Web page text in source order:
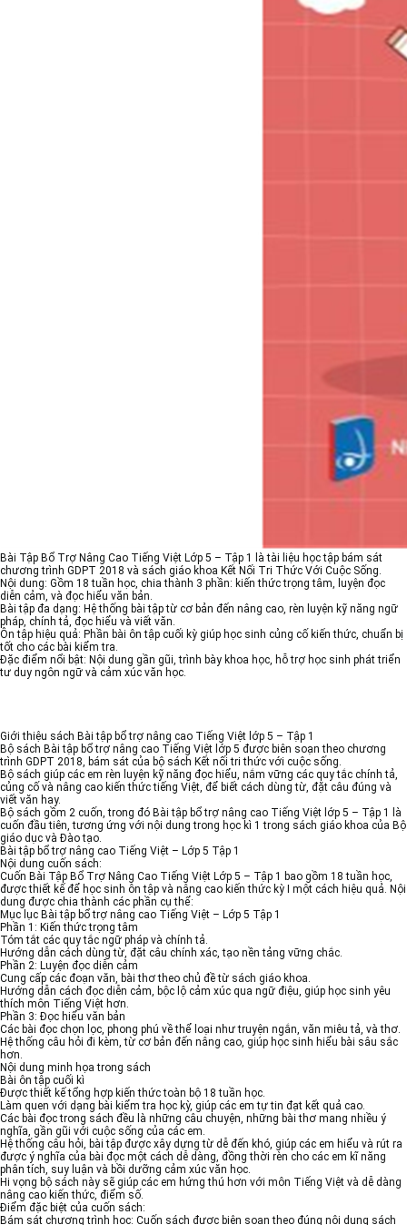
Bài Tập Bổ Trợ Nâng Cao Tiếng Việt Lớp 5 – Tập 1 là tài liệu học tập bám sát
chương trình GDPT 2018 và sách giáo khoa Kết Nối Tri Thức Với Cuộc Sống.
Nội dung: Gồm 18 tuần học, chia thành 3 phần: kiến thức trọng tâm, luyện đọc
diễn cảm, và đọc hiểu văn bản.
Bài tập đa dạng: Hệ thống bài tập từ cơ bản đến nâng cao, rèn luyện kỹ năng ngữ
pháp, chính tả, đọc hiểu và viết văn.
Ôn tập hiệu quả: Phần bài ôn tập cuối kỳ giúp học sinh củng cố kiến thức, chuẩn bị
tốt cho các bài kiểm tra.
Đặc điểm nổi bật: Nội dung gần gũi, trình bày khoa học, hỗ trợ học sinh phát triển
tư duy ngôn ngữ và cảm xúc văn học.
Giới thiệu sách Bài tập bổ trợ nâng cao Tiếng Việt lớp 5 – Tập 1
Bộ sách Bài tập bổ trợ nâng cao Tiếng Việt lớp 5 được biên soạn theo chương
trình GDPT 2018, bám sát của bộ sách Kết nối tri thức với cuộc sống.
Bộ sách giúp các em rèn luyện kỹ năng đọc hiểu, nắm vững các quy tắc chính tả,
củng cố và nâng cao kiến thức tiếng Việt, để biết cách dùng từ, đặt câu đúng và
viết văn hay.
Bộ sách gồm 2 cuốn, trong đó Bài tập bổ trợ nâng cao Tiếng Việt lớp 5 – Tập 1 là
cuốn đầu tiên, tương ứng với nội dung trong học kì 1 trong sách giáo khoa của Bộ
giáo dục và Đào tạo.
Bài tập bổ trợ nâng cao Tiếng Việt – Lớp 5 Tập 1
Nội dung cuốn sách:
Cuốn Bài Tập Bổ Trợ Nâng Cao Tiếng Việt Lớp 5 – Tập 1 bao gồm 18 tuần học,
được thiết kế để học sinh ôn tập và nâng cao kiến thức kỳ I một cách hiệu quả. Nội
dung được chia thành các phần cụ thể:
Mục lục Bài tập bổ trợ nâng cao Tiếng Việt – Lớp 5 Tập 1
Phần 1: Kiến thức trọng tâm
Tóm tắt các quy tắc ngữ pháp và chính tả.
Hướng dẫn cách dùng từ, đặt câu chính xác, tạo nền tảng vững chắc.
Phần 2: Luyện đọc diễn cảm
Cung cấp các đoạn văn, bài thơ theo chủ đề từ sách giáo khoa.
Hướng dẫn cách đọc diễn cảm, bộc lộ cảm xúc qua ngữ điệu, giúp học sinh yêu
thích môn Tiếng Việt hơn.
Phần 3: Đọc hiểu văn bản
Các bài đọc chọn lọc, phong phú về thể loại như truyện ngắn, văn miêu tả, và thơ.
Hệ thống câu hỏi đi kèm, từ cơ bản đến nâng cao, giúp học sinh hiểu bài sâu sắc
hơn.
Nội dung minh họa trong sách
Bài ôn tập cuối kì
Được thiết kế tổng hợp kiến thức toàn bộ 18 tuần học.
Làm quen với dạng bài kiểm tra học kỳ, giúp các em tự tin đạt kết quả cao.
Các bài đọc trong sách đều là những câu chuyện, những bài thơ mang nhiều ý
nghĩa, gần gũi với cuộc sống của các em.
Hệ thống câu hỏi, bài tập được xây dựng từ dễ đến khó, giúp các em hiểu và rút ra
được ý nghĩa của bài đọc một cách dễ dàng, đồng thời rèn cho các em kĩ năng
phân tích, suy luận và bồi dưỡng cảm xúc văn học.
Hi vọng bộ sách này sẽ giúp các em hứng thú hơn với môn Tiếng Việt và dễ dàng
nâng cao kiến thức, điểm số.
Điểm đặc biệt của cuốn sách:
Bám sát chương trình học: Cuốn sách được biên soạn theo đúng nội dung sách